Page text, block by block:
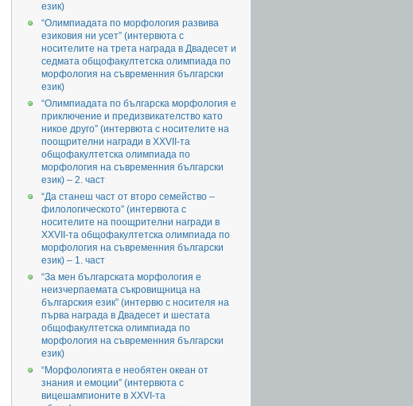
език)
“Олимпиадата по морфология развива
езиковия ни усет” (интервюта с
носителите на трета награда в Двадесет и
седмата общофакултетска олимпиада по
морфология на съвременния български
език)
“Олимпиадата по българска морфология е
приключение и предизвикателство като
никое друго” (интервюта с носителите на
поощрителни награди в XXVII-та
общофакултетска олимпиада по
морфология на съвременния български
език) – 2. част
“Да станеш част от второ семейство –
филологическото” (интервюта с
носителите на поощрителни награди в
XXVII-та общофакултетска олимпиада по
морфология на съвременния български
език) – 1. част
“За мен българската морфология е
неизчерпаемата съкровищница на
българския език” (интервю с носителя на
първа награда в Двадесет и шестата
общофакултетска олимпиада по
морфология на съвременния български
език)
“Морфологията е необятен океан от
знания и емоции” (интервюта с
вицешампионите в XXVI-та